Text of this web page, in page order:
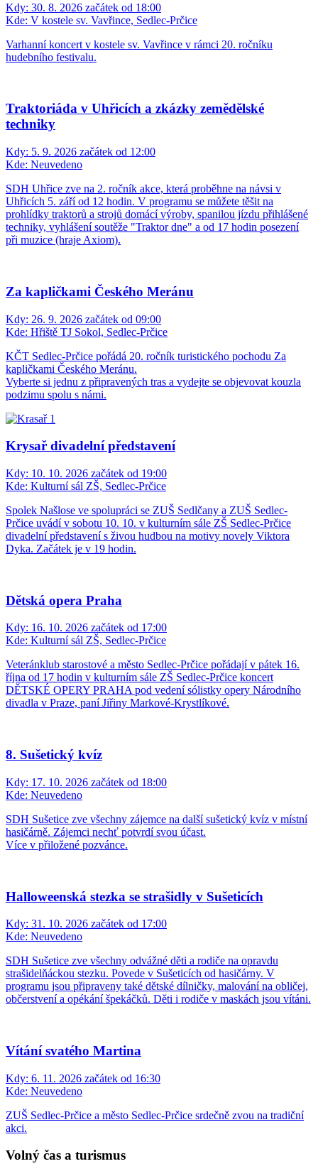
Kdy: 30. 8. 2026 začátek od 18:00
Kde: V kostele sv. Vavřince, Sedlec-Prčice
Varhanní koncert v kostele sv. Vavřince v rámci 20. ročníku
hudebního festivalu.
Traktoriáda v Uhřicích a zkázky zemědělské
techniky
Kdy: 5. 9. 2026 začátek od 12:00
Kde: Neuvedeno
SDH Uhřice zve na 2. ročník akce, která proběhne na návsi v
Uhřicích 5. září od 12 hodin. V programu se můžete těšit na
prohlídky traktorů a strojů domácí výroby, spanilou jízdu přihlášené
techniky, vyhlášení soutěže "Traktor dne" a od 17 hodin posezení
při muzice (hraje Axiom).
Za kapličkami Českého Meránu
Kdy: 26. 9. 2026 začátek od 09:00
Kde: Hřiště TJ Sokol, Sedlec-Prčice
KČT Sedlec-Prčice pořádá 20. ročník turistického pochodu Za
kapličkami Českého Meránu.
Vyberte si jednu z připravených tras a vydejte se objevovat kouzla
podzimu spolu s námi.
Krysař divadelní představení
Kdy: 10. 10. 2026 začátek od 19:00
Kde: Kulturní sál ZŠ, Sedlec-Prčice
Spolek Našlose ve spolupráci se ZUŠ Sedlčany a ZUŠ Sedlec-
Prčice uvádí v sobotu 10. 10. v kulturním sále ZŠ Sedlec-Prčice
divadelní představení s živou hudbou na motivy novely Viktora
Dyka. Začátek je v 19 hodin.
Dětská opera Praha
Kdy: 16. 10. 2026 začátek od 17:00
Kde: Kulturní sál ZŠ, Sedlec-Prčice
Veteránklub starostové a město Sedlec-Prčice pořádají v pátek 16.
října od 17 hodin v kulturním sále ZŠ Sedlec-Prčice koncert
DĚTSKÉ OPERY PRAHA pod vedení sólistky opery Národního
divadla v Praze, paní Jiřiny Markové-Krystlíkové.
8. Sušetický kvíz
Kdy: 17. 10. 2026 začátek od 18:00
Kde: Neuvedeno
SDH Sušetice zve všechny zájemce na další sušetický kvíz v místní
hasičárně. Zájemci nechť potvrdí svou účast.
Více v přiložené pozvánce.
Halloweenská stezka se strašidly v Sušeticích
Kdy: 31. 10. 2026 začátek od 17:00
Kde: Neuvedeno
SDH Sušetice zve všechny odvážné děti a rodiče na opravdu
strašidelňáckou stezku. Povede v Sušeticích od hasičárny. V
programu jsou připraveny také dětské dílničky, malování na obličej,
občerstvení a opékání špekáčků. Děti i rodiče v maskách jsou vítáni.
Vítání svatého Martina
Kdy: 6. 11. 2026 začátek od 16:30
Kde: Neuvedeno
ZUŠ Sedlec-Prčice a město Sedlec-Prčice srdečně zvou na tradiční
akci.
Volný čas a turismus